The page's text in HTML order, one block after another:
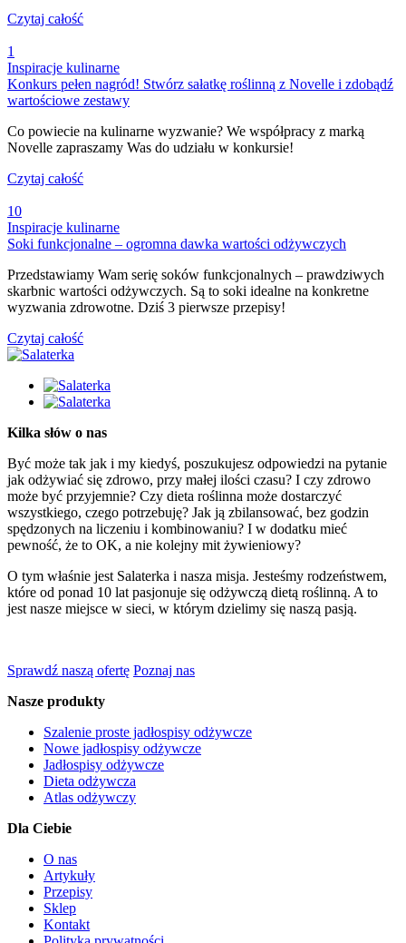
Czytaj całość
1
Inspiracje kulinarne
Konkurs pełen nagród! Stwórz sałatkę roślinną z Novelle i zdobądź
wartościowe zestawy
Co powiecie na kulinarne wyzwanie? We współpracy z marką
Novelle zapraszamy Was do udziału w konkursie!
Czytaj całość
10
Inspiracje kulinarne
Soki funkcjonalne – ogromna dawka wartości odżywczych
Przedstawiamy Wam serię soków funkcjonalnych – prawdziwych
skarbnic wartości odżywczych. Są to soki idealne na konkretne
wyzwania zdrowotne. Dziś 3 pierwsze przepisy!
Czytaj całość
Kilka słów o nas
Być może tak jak i my kiedyś, poszukujesz odpowiedzi na pytanie
jak odżywiać się zdrowo, przy małej ilości czasu? I czy zdrowo
może być przyjemnie? Czy dieta roślinna może dostarczyć
wszystkiego, czego potrzebuję? Jak ją zbilansować, bez godzin
spędzonych na liczeniu i kombinowaniu? I w dodatku mieć
pewność, że to OK, a nie kolejny mit żywieniowy?
O tym właśnie jest Salaterka i nasza misja. Jesteśmy rodzeństwem,
które od ponad 10 lat pasjonuje się odżywczą dietą roślinną. A to
jest nasze miejsce w sieci, w którym dzielimy się naszą pasją.
Sprawdź naszą ofertę Poznaj nas
Nasze produkty
Szalenie proste jadłospisy odżywcze
Nowe jadłospisy odżywcze
Jadłospisy odżywcze
Dieta odżywcza
Atlas odżywczy
Dla Ciebie
O nas
Artykuły
Przepisy
Sklep
Kontakt